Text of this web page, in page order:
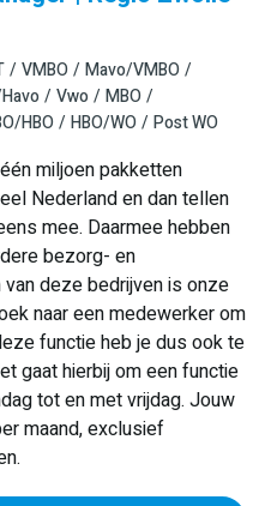
VMBO
Mavo/VMBO
Vwo
MBO
HBO HBO/WO Post WO
miljoen pakketten
Nederland en dan tellen
mee. Daarmee hebben
bezorg- en
deze bedrijven is onze
naar een medewerker om
functie heb je dus ook te
gaat hierbij om een functie
tot en met vrijdag. Jouw
maand, exclusief